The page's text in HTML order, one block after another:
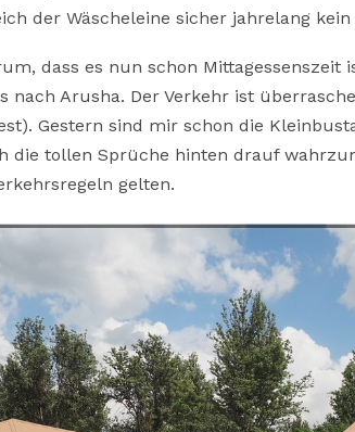
der Wäscheleine sicher jahrelang kein
dass es nun schon
nach Arusha. Der Verkehr ist
Gestern sind mir schon die
die tollen Sprüche hinten drauf
gelten.